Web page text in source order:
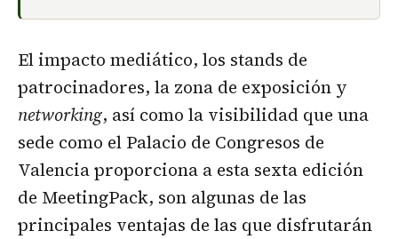
El impacto mediático, los stands de
patrocinadores, la zona de exposición y
networking, así como la visibilidad que una
sede como el Palacio de Congresos de
Valencia proporciona a esta sexta edición
de MeetingPack, son algunas de las
principales ventajas de las que disfrutarán